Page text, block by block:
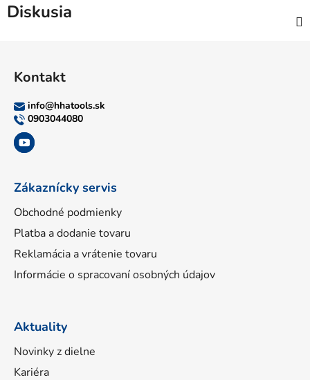
Diskusia
Kontakt
info@hhatools.sk
0903044080
Zákaznícky servis
Obchodné podmienky
Platba a dodanie tovaru
Reklamácia a vrátenie tovaru
Informácie o spracovaní osobných údajov
Aktuality
Novinky z dielne
Kariéra